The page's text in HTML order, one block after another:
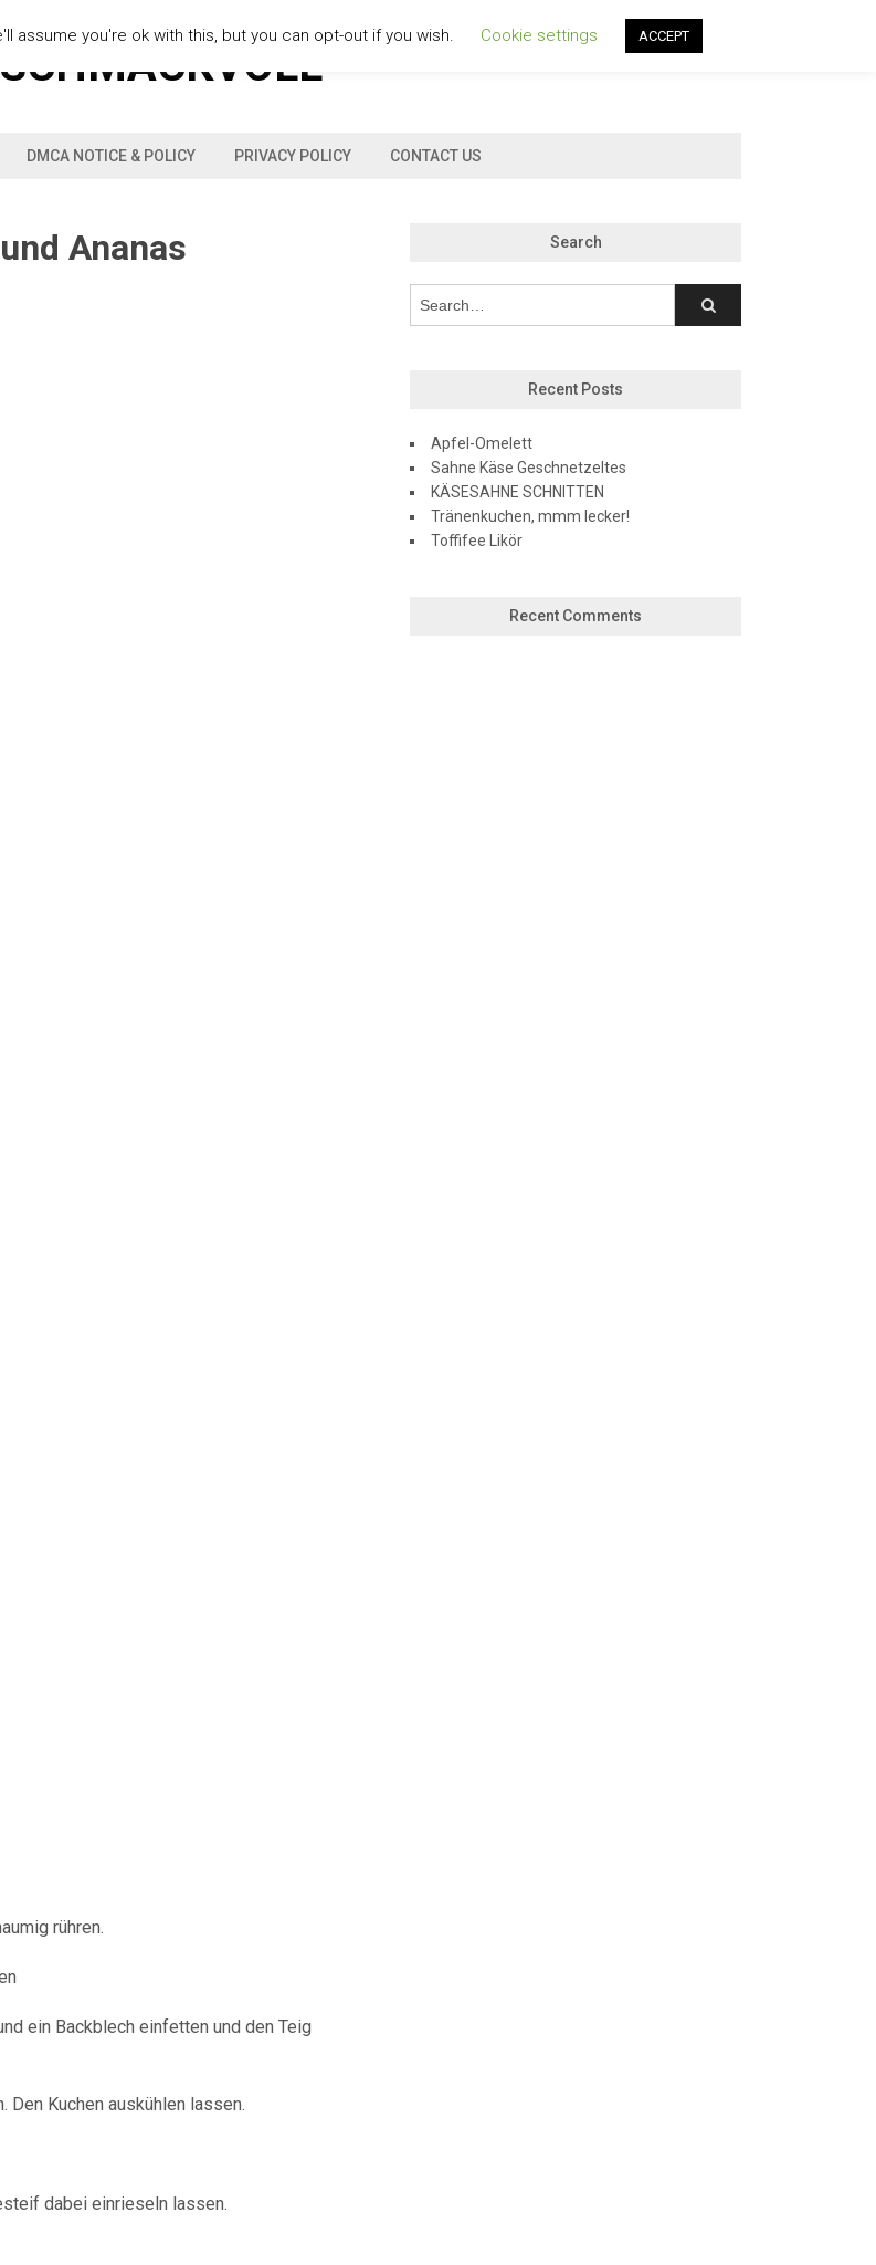
DMCA NOTICE & POLICY PRIVACY POLICY CONTACT US
Ananas
rühren.
ein Backblech einfetten und den Teig
Den Kuchen auskühlen lassen.
dabei einrieseln lassen.
Search
Recent Posts
Apfel-Omelett
Sahne Käse Geschnetzeltes
KÄSESAHNE SCHNITTEN
Tränenkuchen, mmm lecker!
Toffifee Likör
Recent Comments
you're ok with this, but you can opt-out if you wish. Cookie settings ACCEPT